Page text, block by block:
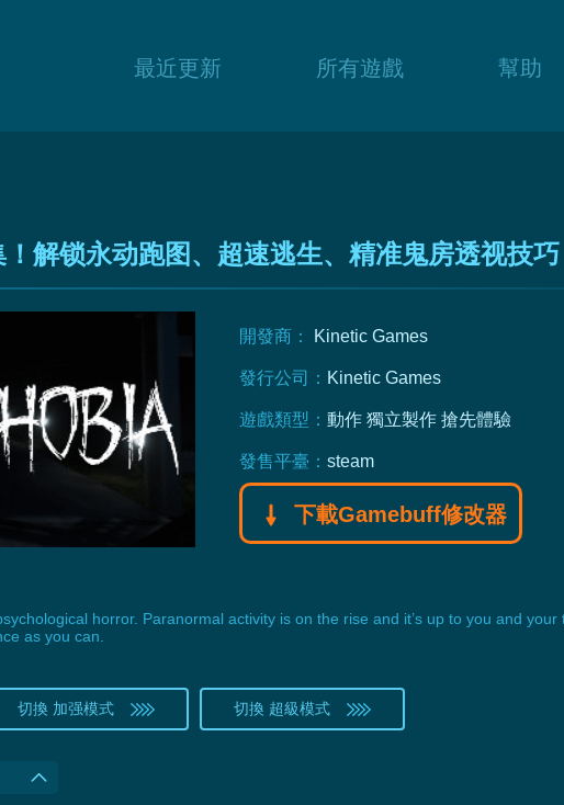
最近更新 所有遊戲 幫助
解锁永动跑图、超速逃生、精准鬼房透视技巧
開發商： Kinetic Games
發行公司： Kinetic Games
遊戲類型： 動作 獨立製作 搶先體驗
發售平臺： steam
下載Gamebuff修改器
horror. Paranormal activity is on the rise and it’s up to you and
as you can.
切換 加强模式
切換 超級模式